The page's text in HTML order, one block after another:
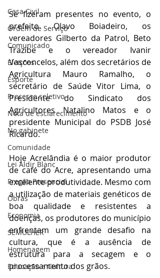
Casa Civil
Ordem de Serviço
Comunicado
Eleições
Esporte
Processo seletivo
Nota de esclarecimento
No gabinete
Comunidade
Lei Aldir Blanc
Pregão Presencial
Obras
Economia
SEMULHER
Homenagem
Educação e Cultura
Se fizeram presentes no evento, o
prefeito Olavo Boiadeiro, os
vereadores Gilberto da Patrol, Beto
Trazibe e o vereador Ivanir
Vasconcelos, além dos secretários de
Agricultura Mauro Ramalho, o
secretário de Saúde Vitor Lima, o
Presidente do Sindicato dos
Agricultores Natalino Matos e o
presidente Municipal do PSDB José
Ricardo.
Hoje Acrelândia é o maior produtor
de café do Acre, apresentando uma
excelente produtividade. Mesmo com
a utilização de materiais genéticos de
boa qualidade e resistentes a
doenças, os produtores do município
enfrentam um grande desafio na
cultura, que é a ausência de
estrutura para a secagem e o
processamento dos grãos.